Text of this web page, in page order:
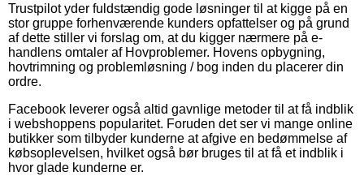
Trustpilot yder fuldstændig gode løsninger til at kigge på en
stor gruppe forhenværende kunders opfattelser og på grund
af dette stiller vi forslag om, at du kigger nærmere på e-
handlens omtaler af Hovproblemer. Hovens opbygning,
hovtrimning og problemløsning / bog inden du placerer din
ordre.
Facebook leverer også altid gavnlige metoder til at få indblik
i webshoppens popularitet. Foruden det ser vi mange online
butikker som tilbyder kunderne at afgive en bedømmelse af
købsoplevelsen, hvilket også bør bruges til at få et indblik i
hvor glade kunderne er.